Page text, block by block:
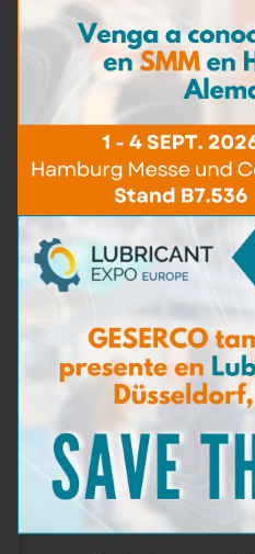
Pack de
Más